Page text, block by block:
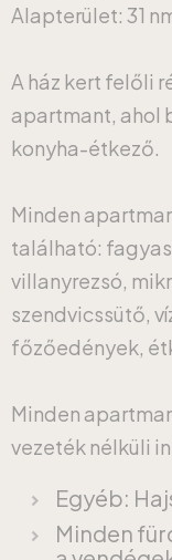
Alapterület: 31
A ház kert felőli
apartmant, ahol
konyha-étkező.
Minden
található:
villanyrezsó,
szendvicssütő,
főzőedények,
Minden
vezeték nélküli
Egyéb:
Minden